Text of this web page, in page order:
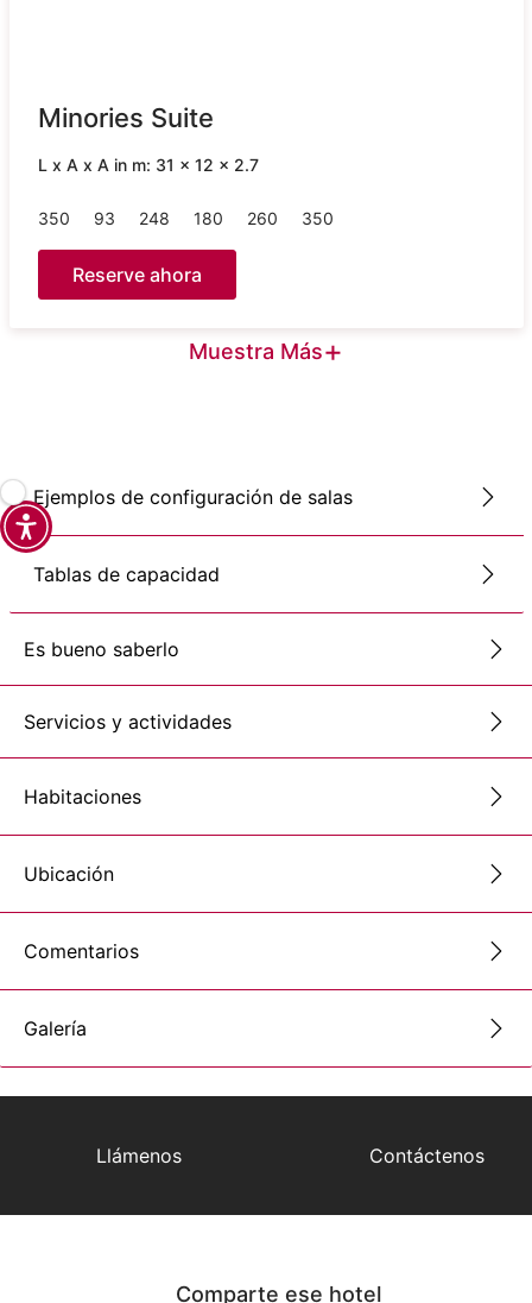
Minories Suite
L x A x A in m: 31 x 12 x 2.7
350 93 248 180 260 350
Reserve ahora
Muestra Más+
Ejemplos de configuración de salas
Tablas de capacidad
Es bueno saberlo
Servicios y actividades
Habitaciones
Ubicación
Comentarios
Galería
Llámenos Contáctenos
Comparte ese hotel